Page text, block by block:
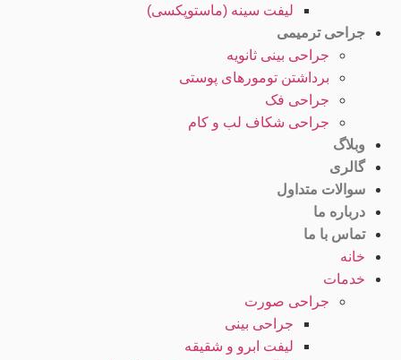
لیفت سینه (ماستوپکسی)
جراحی ترمیمی
جراحی بینی ثانویه
برداشتن تومورهای پوستی
جراحی فک
جراحی شکاف لب و کام
وبلاگ
گالری
سوالات متداول
درباره ما
تماس با ما
خانه
خدمات
جراحی صورت
جراحی بینی
لیفت ابرو و شقیقه